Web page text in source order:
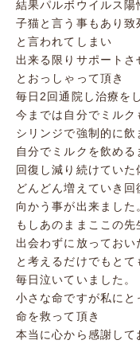
結果パルボウイルス陽
子猫と言う事もあり致
と言われてしまい
出来る限りサポートさ
とおっしゃって頂き
毎日2回通院し治療を
今までは自分でミルク
シリンジで強制的に
自分でミルクを飲める
回復し減り続けていた
どんどん増えていき回
向かう事が出来ました
もしあのままここの先
出会わずに放っておい
と考えるだけでもとて
毎日泣いていました。
小さな命ですが私に
命を救って頂き
本当に心から感謝して